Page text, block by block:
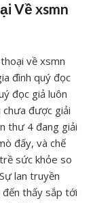
Về xsmn
về xsmn
đình quý đọc
đọc giả luôn
chưa được giải
thư 4 đang giải
đấy, và chế
sức khỏe so
lan truyền
thấy sắp tới